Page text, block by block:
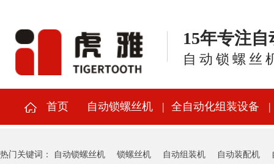
15年专注
自动锁螺丝
首页 自动锁螺丝机 全自动化组装设备
热门关键词： 自动锁螺丝机 锁螺丝机 自动组装机 自动装配机